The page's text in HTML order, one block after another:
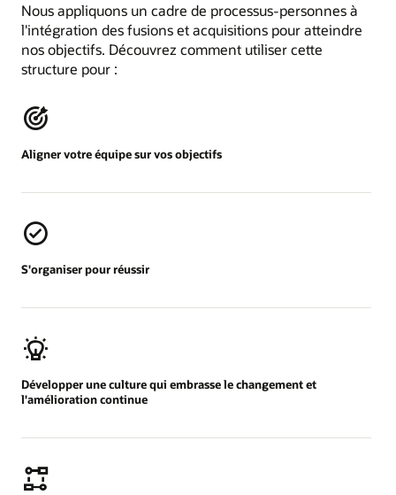
Nous appliquons un cadre de processus-personnes à
l'intégration des fusions et acquisitions pour atteindre
nos objectifs. Découvrez comment utiliser cette
structure pour :
Aligner votre équipe sur vos objectifs
S'organiser pour réussir
Développer une culture qui embrasse le changement et
l'amélioration continue